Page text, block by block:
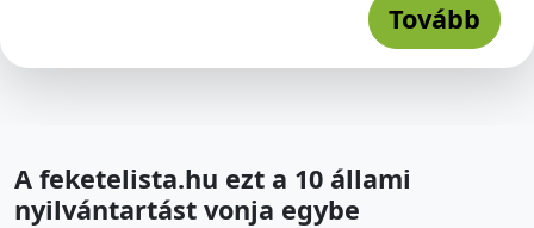
Tovább
A feketelista.hu ezt a 10 állami
nyilvántartást vonja egybe